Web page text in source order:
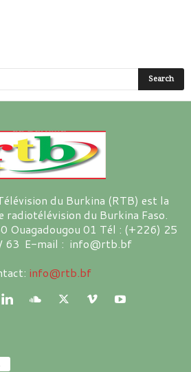
du Burkina (RTB) est la
radiotélévision du Burkina Faso.
Ouagadougou 01 Tél : (+226) 25
63 E-mail : info@rtb.bf
info@rtb.bf